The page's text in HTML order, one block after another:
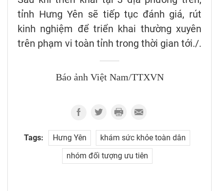
tỉnh Hưng Yên sẽ tiếp tục đánh giá, rút
kinh nghiệm để triển khai thường xuyên
trên phạm vi toàn tỉnh trong thời gian tới./.
Báo ảnh Việt Nam/TTXVN
Tags: Hưng Yên
khám sức khỏe toàn dân
nhóm đối tượng ưu tiên